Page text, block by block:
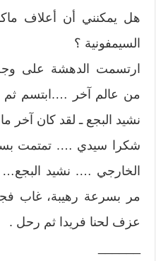
هل يمكنني أن أعلاف
السيمفونية ؟
ارتسمت الدهشة على وجه
من عالم آخر ….ابتسم
نشيد البجع ـ لقد كان آخر
شكرا سيدي …. تمتمت
الخارجي …. نشيد البجع…
مر بسرعة رهيبة، غاب
عزف لحنا فريدا ثم رحل .